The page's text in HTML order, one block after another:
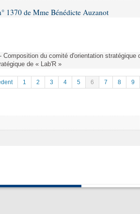
1370 de Mme Bénédicte Auzanot
Composition du comité d'orientation stratégique
de « Lab'R »
1 2 3 4 5 6 7 8 9